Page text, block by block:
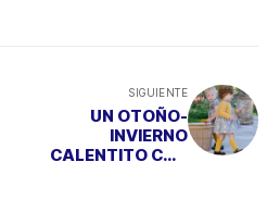
SIGUIENTE
UN OTOÑO-
INVIERNO
CALENTITO CON